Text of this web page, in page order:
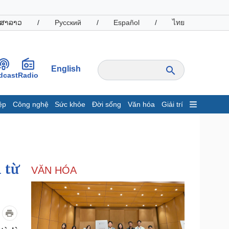
າລາວ / Русский / Español / ไทย
Radio
English
Công nghệ Sức khỏe Đời sống Văn hóa Giải trí
Giá cà phê
nghiệp
tin doanh nghiệp
Công nghệ
Sành điệu
từ VĂN HÓA